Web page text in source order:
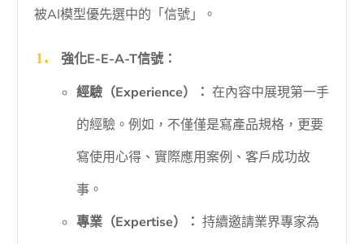
被AI模型優先選中的「信號」。
強化E-E-A-T信號：
經驗（Experience）： 在內容中展現第一手
的經驗。例如，不僅僅是寫產品規格，更要
寫使用心得、實際應用案例、客戶成功故
事。
專業（Expertise）： 持續邀請業界專家為